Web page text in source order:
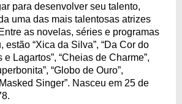
para desenvolver seu talento,
uma das mais talentosas atrizes
as novelas, séries e programas
estão “Xica da Silva”, “Da Cor do
e Lagartos”, “Cheias de Charme”,
“Globo de Ouro”,
Singer”. Nasceu em 25 de